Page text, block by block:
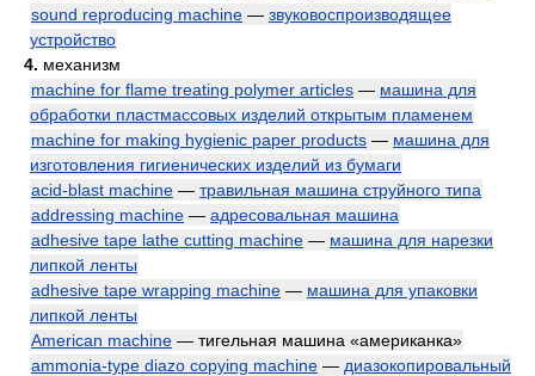
sound reproducing machine — звуковоспроизводящее
устройство
4. механизм
machine for flame treating polymer articles — машина для
обработки пластмассовых изделий открытым пламенем
machine for making hygienic paper products — машина для
изготовления гигиенических изделий из бумаги
acid-blast machine — травильная машина струйного типа
addressing machine — адресовальная машина
adhesive tape lathe cutting machine — машина для нарезки
липкой ленты
adhesive tape wrapping machine — машина для упаковки
липкой ленты
American machine — тигельная машина «американка»
ammonia-type diazo copying machine — диазокопировальный